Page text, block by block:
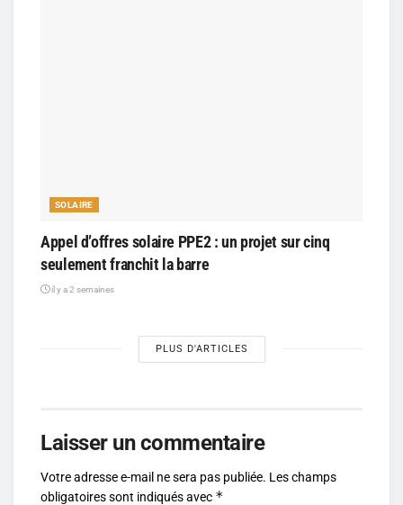
SOLAIRE
Appel d’offres solaire PPE2 : un projet sur cinq
seulement franchit la barre
il y a 2 semaines
PLUS D'ARTICLES
Laisser un commentaire
Votre adresse e-mail ne sera pas publiée. Les champs
obligatoires sont indiqués avec *